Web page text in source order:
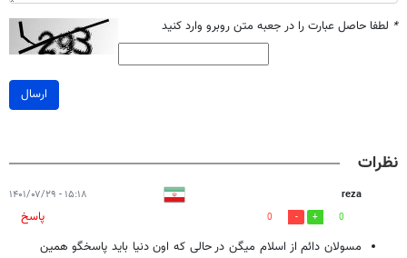
* لطفا حاصل عبارت را در جعبه متن روبرو وارد کنید
ارسال
نظرات
reza ۱۵:۱۸ - ۱۴۰۱/۰۷/۲۹
0
0
پاسخ
مسولان دائم از اسلام میگن در حالی که اون دنیا باید پاسخگو همین